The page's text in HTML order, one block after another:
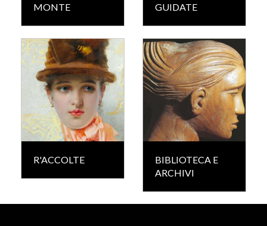
MONTE
GUIDATE
R'ACCOLTE
BIBLIOTECA E
ARCHIVI